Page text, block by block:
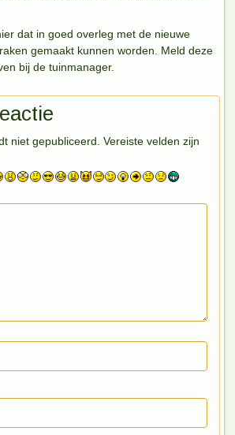
dat in goed overleg met de nieuwe
gemaakt kunnen worden. Meld deze
bij de tuinmanager.
niet gepubliceerd. Vereiste velden zijn